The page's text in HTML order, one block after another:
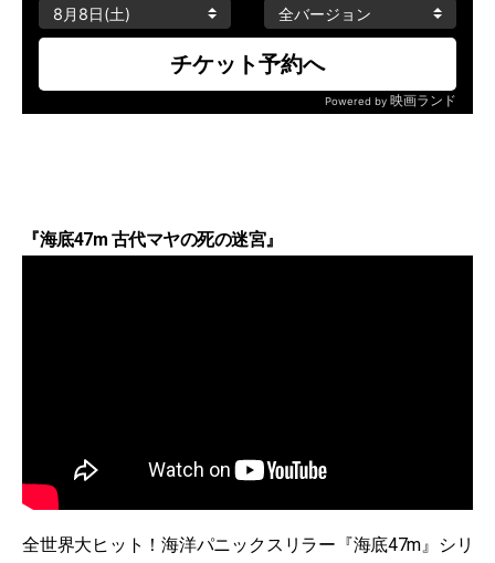
『海底47m 古代マヤの死の迷宮』
全世界大ヒット！海洋パニックスリラー『海底47m』シリ